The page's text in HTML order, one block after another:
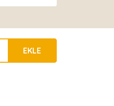
EKLE